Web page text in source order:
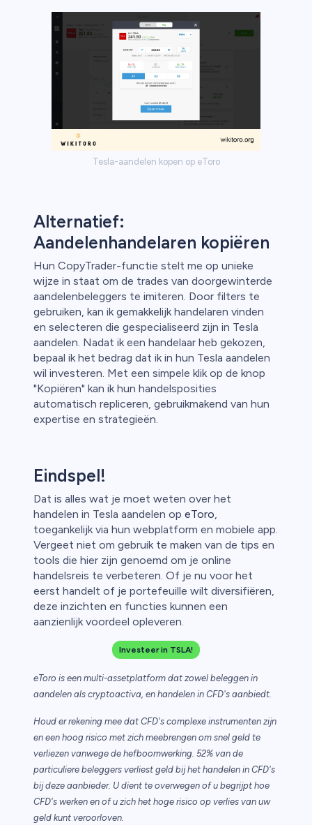
Tesla-aandelen kopen op eToro
Alternatief:
Aandelenhandelaren kopiëren
Hun CopyTrader-functie stelt me op unieke
wijze in staat om de trades van doorgewinterde
aandelenbeleggers te imiteren. Door filters te
gebruiken, kan ik gemakkelijk handelaren vinden
en selecteren die gespecialiseerd zijn in Tesla
aandelen. Nadat ik een handelaar heb gekozen,
bepaal ik het bedrag dat ik in hun Tesla aandelen
wil investeren. Met een simpele klik op de knop
"Kopiëren" kan ik hun handelsposities
automatisch repliceren, gebruikmakend van hun
expertise en strategieën.
Eindspel!
Dat is alles wat je moet weten over het
handelen in Tesla aandelen op eToro,
toegankelijk via hun webplatform en mobiele app.
Vergeet niet om gebruik te maken van de tips en
tools die hier zijn genoemd om je online
handelsreis te verbeteren. Of je nu voor het
eerst handelt of je portefeuille wilt diversifiëren,
deze inzichten en functies kunnen een
aanzienlijk voordeel opleveren.
Investeer in TSLA!
eToro is een multi-assetplatform dat zowel beleggen in
aandelen als cryptoactiva, en handelen in CFD's aanbiedt.
Houd er rekening mee dat CFD's complexe instrumenten zijn
en een hoog risico met zich meebrengen om snel geld te
verliezen vanwege de hefboomwerking. 52% van de
particuliere beleggers verliest geld bij het handelen in CFD's
bij deze aanbieder. U dient te overwegen of u begrijpt hoe
CFD's werken en of u zich het hoge risico op verlies van uw
geld kunt veroorloven.